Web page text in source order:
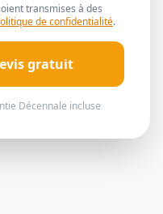
transmises à des
de confidentialité.
gratuit
Décennale incluse